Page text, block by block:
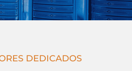
DEDICADOS